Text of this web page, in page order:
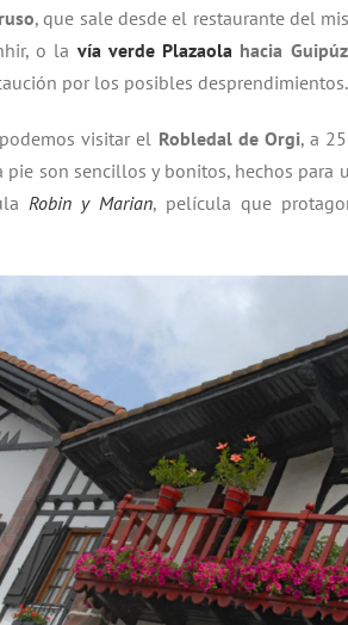
, que sale desde el restaurante del
o la vía verde Plazaola hacia
por los posibles desprendimientos.
visitar el Robledal de Orgi, a
pie son sencillos y bonitos, hechos para
Robin y Marian, película que